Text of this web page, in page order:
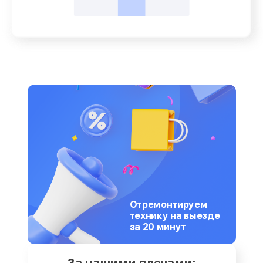
Отремонтируем
технику на выезде
за 20 минут